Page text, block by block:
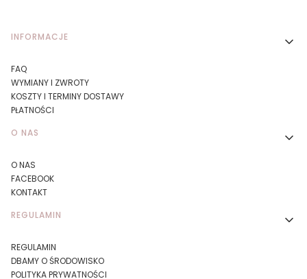
Linki w stopce
INFORMACJE
FAQ
WYMIANY I ZWROTY
KOSZTY I TERMINY DOSTAWY
PŁATNOŚCI
O NAS
O NAS
FACEBOOK
KONTAKT
REGULAMIN
REGULAMIN
DBAMY O ŚRODOWISKO
POLITYKA PRYWATNOŚCI